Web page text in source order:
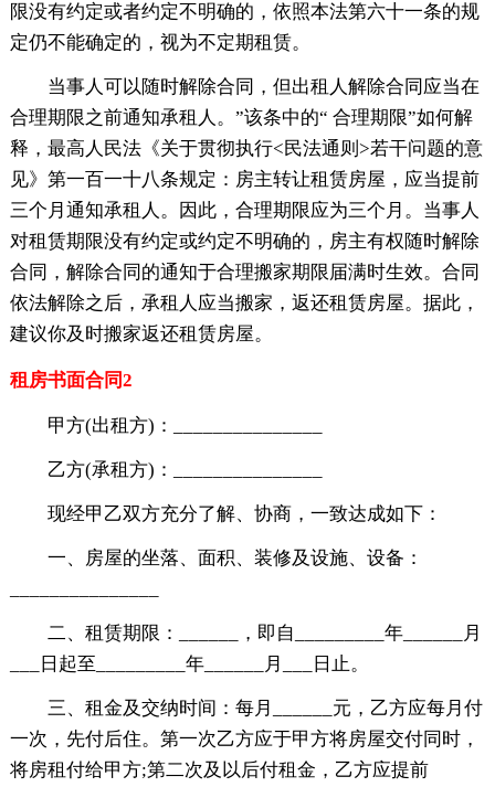
限没有约定或者约定不明确的，依照本法第六十一条的规
定仍不能确定的，视为不定期租赁。
当事人可以随时解除合同，但出租人解除合同应当在
合理期限之前通知承租人。”该条中的“ 合理期限”如何解
释，最高人民法《关于贯彻执行<民法通则>若干问题的意
见》第一百一十八条规定：房主转让租赁房屋，应当提前
三个月通知承租人。因此，合理期限应为三个月。当事人
对租赁期限没有约定或约定不明确的，房主有权随时解除
合同，解除合同的通知于合理搬家期限届满时生效。合同
依法解除之后，承租人应当搬家，返还租赁房屋。据此，
建议你及时搬家返还租赁房屋。
租房书面合同2
甲方(出租方)：_______________
乙方(承租方)：_______________
现经甲乙双方充分了解、协商，一致达成如下：
一、房屋的坐落、面积、装修及设施、设备：
二、租赁期限：______，即自_________年______月
___日起至_________年______月___日止。
三、租金及交纳时间：每月______元，乙方应每月付
一次，先付后住。第一次乙方应于甲方将房屋交付同时，
将房租付给甲方;第二次及以后付租金，乙方应提前